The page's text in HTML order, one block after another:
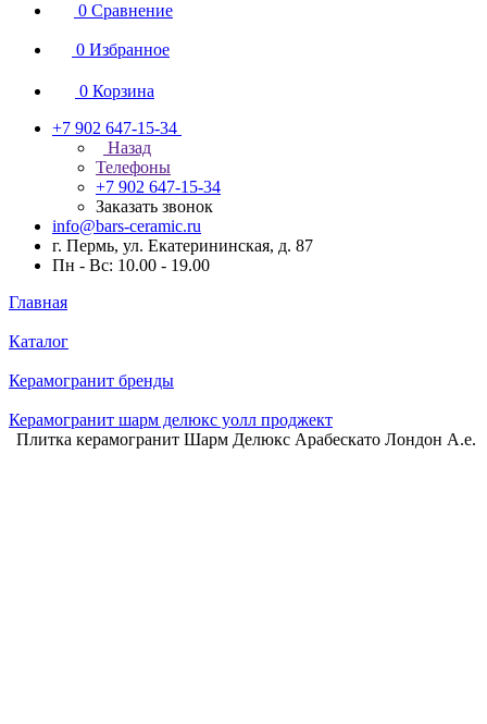
0 Сравнение
0 Избранное
0 Корзина
+7 902 647-15-34
Назад
Телефоны
+7 902 647-15-34
Заказать звонок
info@bars-ceramic.ru
г. Пермь, ул. Екатерининская, д. 87
Пн - Вс: 10.00 - 19.00
Главная
Каталог
Керамогранит бренды
Керамогранит шарм делюкс уолл проджект
Плитка керамогранит Шарм Делюкс Арабескато Лондон А.е.